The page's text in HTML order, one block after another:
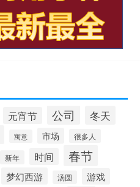
元宵节 公司 冬天
寓意 市场 很多人
新年 时间 春节
梦幻西游 汤圆
游戏